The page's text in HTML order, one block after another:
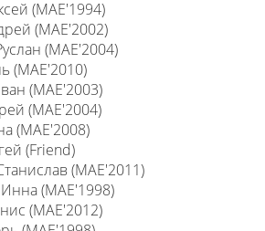
(MAE'1994)
(MAE'2002)
(MAE'2004)
(MAE'2010)
(MAE'2003)
(MAE'2004)
(MAE'2008)
(Friend)
(MAE'2011)
(MAE'1998)
(MAE'2012)